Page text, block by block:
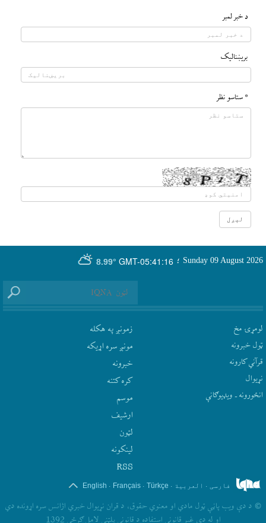
د خبر لمبر
بريښناليک
* ستاسو نظر
GMT-05:41:16
8.99° Sunday 09 August 2026 ؛
لومړۍ مخ
ټول خبرونه
قرآني کارونه
نړيوال
انځورونه ـ ویډیوګانې
زمونږ په هکله
مونږ سره اړيکه
‫خبرونه
کره کتنه
موسم
ارشيف
لټون
لينکونه
RSS
فارسی . العربیة .
Türkçe
.
Français
.
English
© د دې ويب پاڼې ټول مادي او معنوي حقوق، د قران نړيوال خبري اژانس سره اړونده دي